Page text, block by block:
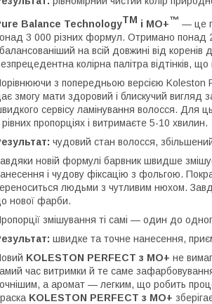
Balance TechnologyTM і МО+™ — це
3 000 різних формул. Отримано понад
на всій довжині від
колірна палітра відтінків,
з попередньою версією Koleston
змогу мати здоровий і блискучий
сервісу ламінування волосся. Для
рівних пропорціях і витримаєте 5-10 хвилин.
чудовий стан волосся,
новій формулі барвник швидше
і чудову фіксацію з фольгою.
людьми з чутливим нюхом.
нової фарби.
змішування ті самі — один до
швидке та точне нанесення,
KOLESTON PERFECT з МО+ не
час витримки й те саме
а аромат — легким, що робить
KOLESTON PERFECT з МО+